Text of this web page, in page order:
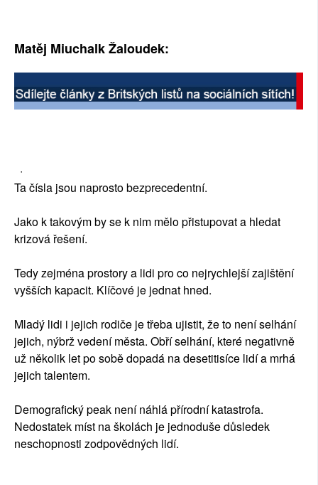
Matěj Miuchalk Žaloudek:
·
Ta čísla jsou naprosto bezprecedentní.
Jako k takovým by se k nim mělo přistupovat a hledat
krizová řešení.
Tedy zejména prostory a lidi pro co nejrychlejší zajištění
vyšších kapacit. Klíčové je jednat hned.
Mladý lidi i jejich rodiče je třeba ujistit, že to není selhání
jejich, nýbrž vedení města. Obří selhání, které negativně
už několik let po sobě dopadá na desetitisíce lidí a mrhá
jejich talentem.
Demografický peak není náhlá přírodní katastrofa.
Nedostatek míst na školách je jednoduše důsledek
neschopnosti zodpovědných lidí.